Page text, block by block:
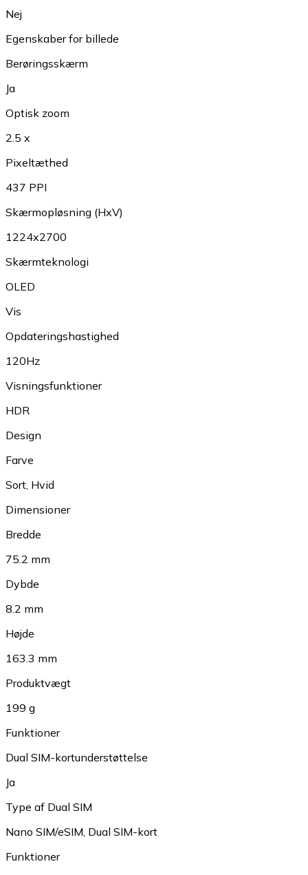
Nej
Egenskaber for billede
Berøringsskærm
Ja
Optisk zoom
2.5 x
Pixeltæthed
437 PPI
Skærmopløsning (HxV)
1224x2700
Skærmteknologi
OLED
Vis
Opdateringshastighed
120Hz
Visningsfunktioner
HDR
Design
Farve
Sort, Hvid
Dimensioner
Bredde
75.2 mm
Dybde
8.2 mm
Højde
163.3 mm
Produktvægt
199 g
Funktioner
Dual SIM-kortunderstøttelse
Ja
Type af Dual SIM
Nano SIM/eSIM, Dual SIM-kort
Funktioner